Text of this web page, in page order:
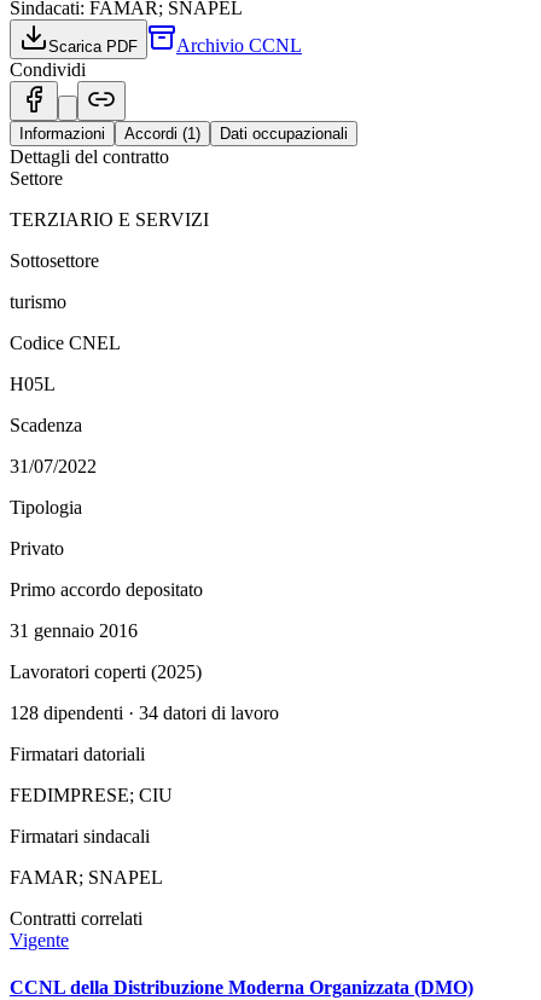
Sindacati: FAMAR; SNAPEL
Scarica PDF
Archivio CCNL
Condividi
Informazioni Accordi (1 ) Dati occupazionali
Dettagli del contratto
Settore
TERZIARIO E SERVIZI
Sottosettore
turismo
Codice CNEL
H05L
Scadenza
31/07/2022
Tipologia
Privato
Primo accordo depositato
31 gennaio 2016
Lavoratori coperti (2025)
128 dipendenti · 34 datori di lavoro
Firmatari datoriali
FEDIMPRESE; CIU
Firmatari sindacali
FAMAR; SNAPEL
Contratti correlati
Vigente
CCNL della Distribuzione Moderna Organizzata (DMO)